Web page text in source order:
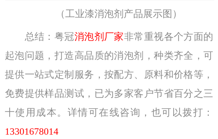
（工业漆消泡剂产品展示图）
总结：粤冠消泡剂厂家非常重视各个方面的
起泡问题，打造高品质的消泡剂，种类齐全，可
提供一站式定制服务，按配方、原料和价格等，
免费提供样品测试，已为多家客户节省百分之三
十使用成本。详情可在线咨询，也可以拨打：
13301678014